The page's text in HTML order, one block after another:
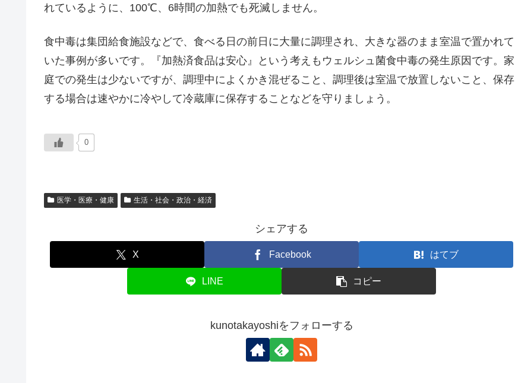
れているように、100℃、6時間の加熱でも死滅しません。
食中毒は集団給食施設などで、食べる日の前日に大量に調理され、大きな器のまま室温で置かれて
いた事例が多いです。『加熱済食品は安心』という考えもウェルシュ菌食中毒の発生原因です。家
庭での発生は少ないですが、調理中によくかき混ぜること、調理後は室温で放置しないこと、保存
する場合は速やかに冷やして冷蔵庫に保存することなどを守りましょう。
0
医学・医療・健康 生活・社会・政治・経済
シェアする
X Facebook はてブ
LINE コピー
kunotakayoshiをフォローする